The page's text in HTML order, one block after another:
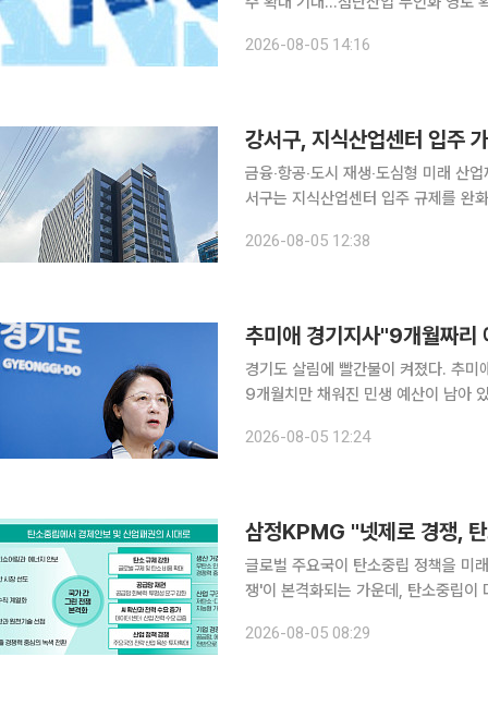
행진을 이어갔다. 인공지능(AI) 기술
2026-08-05 14:16
금융‧항공‧도시 재생‧도심형 미래 산업까
서구는 지식산업센터 입주 규제를 완
관한 법률’을 근거로 추진됐다. 산업
2026-08-05 12:38
경기도 살림에 빨간불이 켜졌다. 추
9개월치만 채워진 민생 예산이 남아
서 "2026년 8월 5일 이 시간부로 '경
2026-08-05 12:24
삼정KPMG "넷제로 경쟁,
글로벌 주요국이 탄소중립 정책을 미
쟁'이 본격화되는 가운데, 탄소중립이
로 경쟁의 시대, 탄소중립을 넘어 산
2026-08-05 08:29